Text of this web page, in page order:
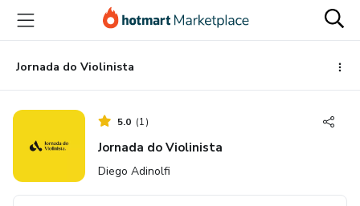
para
conteúdo
principal
para
pagamento
para
rodapé
Jornada do Violinista
5.0 (1)
Jornada do Violinista
Diego Adinolfi